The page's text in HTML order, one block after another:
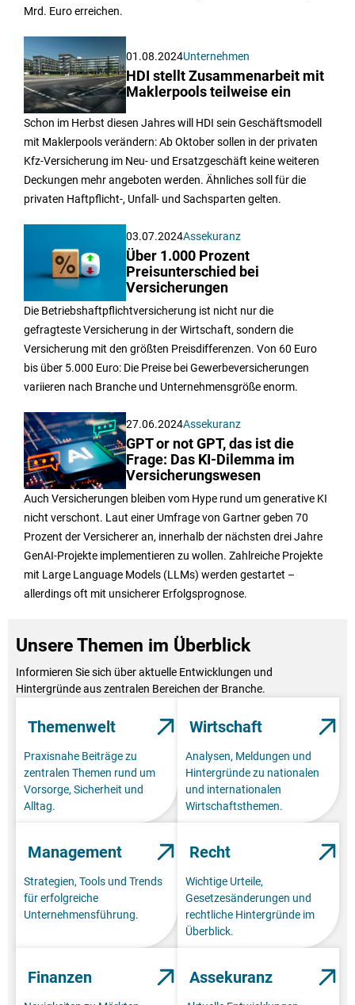
Mrd. Euro erreichen.
01.08.2024Unternehmen
HDI stellt Zusammenarbeit mit
Maklerpools teilweise ein
Schon im Herbst diesen Jahres will HDI sein Geschäftsmodell
mit Maklerpools verändern: Ab Oktober sollen in der privaten
Kfz-Versicherung im Neu- und Ersatzgeschäft keine weiteren
Deckungen mehr angeboten werden. Ähnliches soll für die
privaten Haftpflicht-, Unfall- und Sachsparten gelten.
03.07.2024Assekuranz
Über 1.000 Prozent
Preisunterschied bei
Versicherungen
Die Betriebshaftpflichtversicherung ist nicht nur die
gefragteste Versicherung in der Wirtschaft, sondern die
Versicherung mit den größten Preisdifferenzen. Von 60 Euro
bis über 5.000 Euro: Die Preise bei Gewerbeversicherungen
variieren nach Branche und Unternehmensgröße enorm.
27.06.2024Assekuranz
GPT or not GPT, das ist die
Frage: Das KI-Dilemma im
Versicherungswesen
Auch Versicherungen bleiben vom Hype rund um generative KI
nicht verschont. Laut einer Umfrage von Gartner geben 70
Prozent der Versicherer an, innerhalb der nächsten drei Jahre
GenAI-Projekte implementieren zu wollen. Zahlreiche Projekte
mit Large Language Models (LLMs) werden gestartet –
allerdings oft mit unsicherer Erfolgsprognose.
Unsere Themen im Überblick
Informieren Sie sich über aktuelle Entwicklungen und
Hintergründe aus zentralen Bereichen der Branche.
Themenwelt
Praxisnahe Beiträge zu
zentralen Themen rund um
Vorsorge, Sicherheit und
Alltag.
Wirtschaft
Analysen, Meldungen und
Hintergründe zu nationalen
und internationalen
Wirtschaftsthemen.
Management
Strategien, Tools und Trends
für erfolgreiche
Unternehmensführung.
Recht
Wichtige Urteile,
Gesetzesänderungen und
rechtliche Hintergründe im
Überblick.
Finanzen Assekuranz